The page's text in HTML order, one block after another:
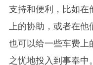
支持和便利，比如在
上的协助，或者在他
也可以给一些车费上
之忧地投入到事奉